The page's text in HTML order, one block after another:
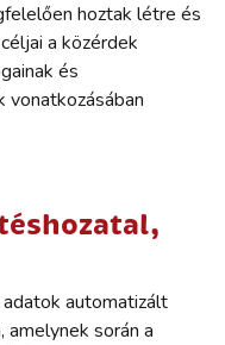
hoztak létre és
a közérdek
és
vonatkozásában
automatizált
során a